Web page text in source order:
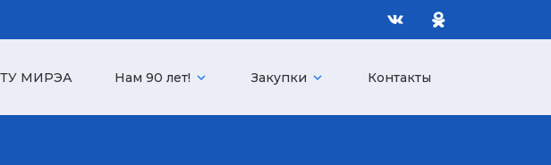
МИРЭА Нам 90 лет! expand_more Закупки expand_more Контакты